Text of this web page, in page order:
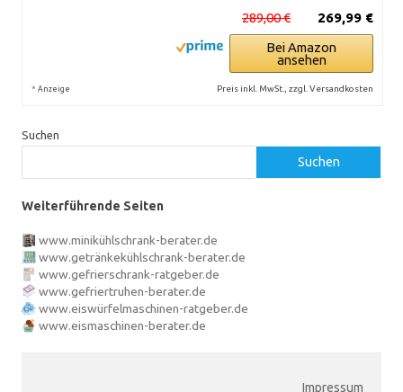
269,99 €
289,00 €
Bei Amazon
ansehen
* Anzeige Preis inkl. MwSt., zzgl. Versandkosten
Suchen
Suchen
Weiterführende Seiten
www.minikühlschrank-berater.de
www.getränkekühlschrank-berater.de
www.gefrierschrank-ratgeber.de
www.gefriertruhen-berater.de
www.eiswürfelmaschinen-ratgeber.de
www.eismaschinen-berater.de
Impressum